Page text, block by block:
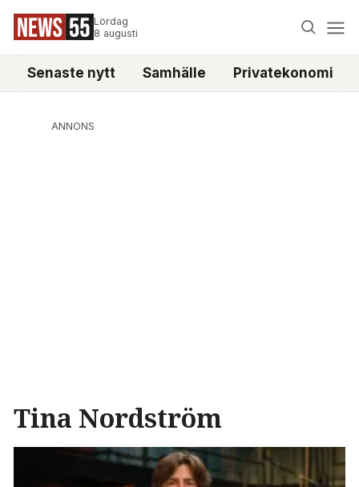
Lördag
8 augusti
Senaste nytt Samhälle Privatekonomi
ANNONS
Tina Nordström